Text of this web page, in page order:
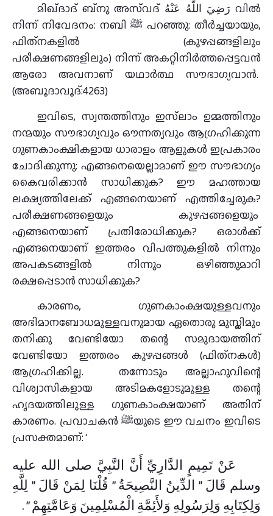
മിഖ്ദാദ് ബ്നു അസ്‌വദ് رَضِيَ اللَّهُ عَنْهُ വിൽ
നിന്ന് നിവേദനം: നബി ﷺ പറഞ്ഞു: തീർച്ചയായും,
ഫിത്‌നകളിൽ (കുഴപ്പങ്ങളിലും
പരീക്ഷണങ്ങളിലും) നിന്ന് അകറ്റിനിർത്തപ്പെട്ടവൻ
ആരോ അവനാണ് യഥാർത്ഥ സൗഭാഗ്യവാൻ.
(അബൂദാവൂദ്:4263)
ഇവിടെ, സ്വന്തത്തിനും ഇസ്‌ലാം ഉമ്മത്തിനും
നന്മയും സൗഭാഗ്യവും ഔന്നത്യവും ആഗ്രഹിക്കുന്ന
ഗുണകാംക്ഷികളായ ധാരാളം ആളുകൾ ഇപ്രകാരം
ചോദിക്കുന്നു: എങ്ങനെയെല്ലാമാണ് ഈ സൗഭാഗ്യം
കൈവരിക്കാൻ സാധിക്കുക? ഈ മഹത്തായ
ലക്ഷ്യത്തിലേക്ക് എങ്ങനെയാണ് എത്തിച്ചേരുക?
പരീക്ഷണങ്ങളെയും കുഴപ്പങ്ങളെയും
എങ്ങനെയാണ് പ്രതിരോധിക്കുക? ഒരാൾക്ക്
എങ്ങനെയാണ് ഇത്തരം വിപത്തുകളിൽ നിന്നും
അപകടങ്ങളിൽ നിന്നും ഒഴിഞ്ഞുമാറി
രക്ഷപ്പെടാൻ സാധിക്കുക?
കാരണം, ഗുണകാംക്ഷയുള്ളവനും
അഭിമാനബോധമുള്ളവനുമായ ഏതൊരു മുസ്ലിമും
തനിക്കു വേണ്ടിയോ തന്റെ സമുദായത്തിന്
വേണ്ടിയോ ഇത്തരം കുഴപ്പങ്ങൾ (ഫിത്‌നകൾ)
ആഗ്രഹിക്കില്ല. തന്നോടും അല്ലാഹുവിന്റെ
വിശ്വാസികളായ അടിമകളോടുമുള്ള തന്റെ
ഹൃദയത്തിലുള്ള ഗുണകാംക്ഷയാണ് അതിന്
കാരണം. പ്രവാചകൻ ﷺയുടെ ഈ വചനം ഇവിടെ
പ്രസക്തമാണ്: ‘
عَنْ تَمِيمٍ الدَّارِيِّ أَنَّ النَّبِيَّ صلى الله عليه
وسلم قَالَ ‏”‏ الدِّينُ النَّصِيحَةُ ‏”‏ قُلْنَا لِمَنْ قَالَ ‏”‏ لِلَّهِ
وَلِكِتَابِهِ وَلِرَسُولِهِ وَلأَئِمَّةِ الْمُسْلِمِينَ وَعَامَّتِهِمْ ‏”‏ ‏.‏